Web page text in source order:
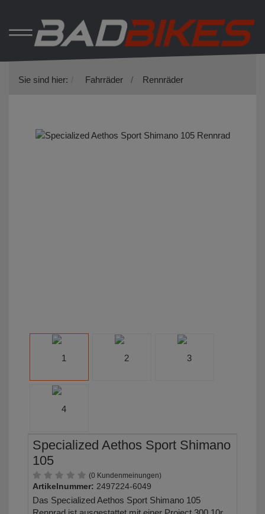
Sie sind hier: Fahrräder Rennräder
Specialized Aethos Sport Shimano
105
(0 Kundenmeinungen)
Artikelnummer: 2497224-6049
Das Specialized Aethos Sport Shimano 105